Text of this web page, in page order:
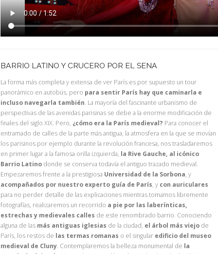
BARRIO LATINO Y CRUCERO POR EL SENA
La forma más completa y extensa de ver París es por supuesto un tour
panorámico en autobús, pero para sentir París hay que caminarla e
incluso navegarla también. La mayoría del fascinante urbanismo de
perspectivas de las avenidas parisinas se debe a la enorme modificación de
finales del siglo XIX. Pero, ¿cómo era la París medieval? Para conocer el
entramado de calles de la parte más antigua, la atmosfera en la que se movían
los parisinos por ejemplo durante la revolución francesa, nos trasladaremos
en primer lugar a la famosa orilla izquierda, la Rive Gauche, al icónico
Barrio Latino donde se conserva todavía el antiguo trazado medieval.
Empezaremos frente a la prestigiosa Universidad de la Sorbona, y
acompañados por nuestro experto guía de París, y con auriculares
para no perder detalle de las explicaciones mientras tomamos libremente
fotografías, realizaremos un recorrido a pie por las laberínticas,
estrechas y medievales calles de este renombrado barrio. Conociendo
alguna de las más antiguas iglesias de la ciudad, el árbol más viejo de
París, los restos de las termas romanas o el singular edificio del museo
medieval de Cluny. Contemplaremos la belleza monumental de la